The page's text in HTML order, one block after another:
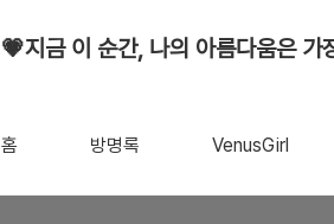
💗지금 이 순간, 나의 아름다움은 가
홈 방명록 VenusGirl